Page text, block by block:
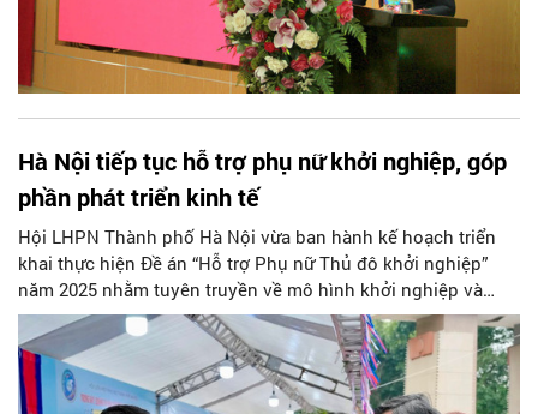
Hà Nội tiếp tục hỗ trợ phụ nữ khởi nghiệp, góp
phần phát triển kinh tế
Hội LHPN Thành phố Hà Nội vừa ban hành kế hoạch triển
khai thực hiện Đề án “Hỗ trợ Phụ nữ Thủ đô khởi nghiệp”
năm 2025 nhằm tuyên truyền về mô hình khởi nghiệp và
gương phụ nữ điển hình khởi nghiệp thành công tạo sự lan
tỏa, khích lệ động viên phụ nữ tự tin khởi nghiệp, phát triển
kinh tế nâng cao thu nhập góp phần thực hiện mục tiêu
phát triển kinh tế của Thủ đô.